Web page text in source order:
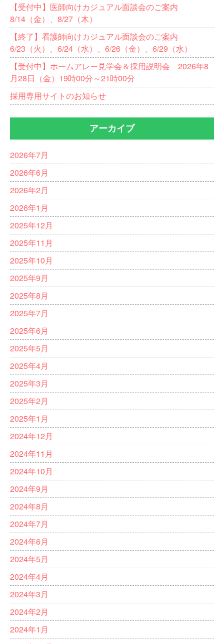
【受付中】医師向けカジュアル面談会のご案内
8/14（金）、8/27（木）
【終了】看護師向けカジュアル面談会のご案内
6/23（火）、6/24（水）、6/26（金）、6/29（水）
【受付中】ホームアレー見学会＆採用説明会 2026年8
月28日（金）19時00分～21時00分
採用専用サイトのお知らせ
アーカイブ
2026年7月
2026年6月
2026年2月
2026年1月
2025年12月
2025年11月
2025年10月
2025年9月
2025年8月
2025年7月
2025年6月
2025年5月
2025年4月
2025年3月
2025年2月
2025年1月
2024年12月
2024年11月
2024年10月
2024年9月
2024年8月
2024年7月
2024年6月
2024年5月
2024年4月
2024年3月
2024年2月
2024年1月